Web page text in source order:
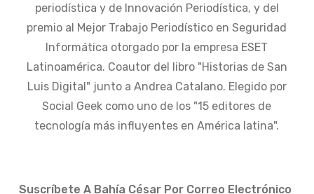
periodística y de Innovación Periodística, y del
premio al Mejor Trabajo Periodístico en Seguridad
Informática otorgado por la empresa ESET
Latinoamérica. Coautor del libro "Historias de San
Luis Digital" junto a Andrea Catalano. Elegido por
Social Geek como uno de los "15 editores de
tecnología más influyentes en América latina".
Suscríbete A Bahía César Por Correo Electrónico